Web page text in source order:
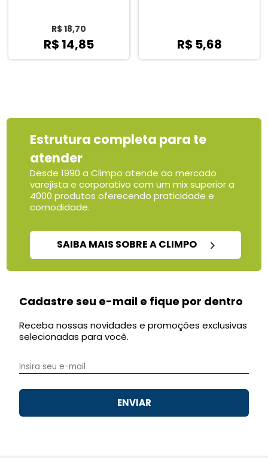
R$ 5,68 R$ 9,80
Estrutura completa para te
atender
Desde 1990 a Climpo atende ao mercado
varejista e corporativo com um mix superior a
4000 produtos oferecendo praticidade e
comodidade.
SAIBA MAIS SOBRE A CLIMPO
Cadastre seu e-mail e fique por dentro
Receba nossas novidades e promoções exclusivas
selecionadas para você.
ENVIAR